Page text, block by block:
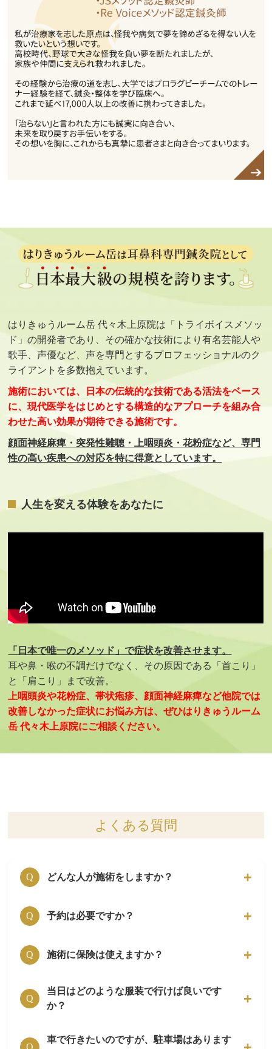
はりきゅうルーム岳 代々木上原院は「トライボイスメソッ
ド」の開発者であり、その確かな技術により有名芸能人や
歌手、声優など、声を専門とするプロフェッショナルのク
ライアントを多数抱えています。
施術においては、日本の伝統的な技術である活法をベース
に、現代医学をはじめとする構造的なアプローチを組み合
わせた高い効果が期待できる施術です。
顔面神経麻痺・突発性難聴・上咽頭炎・花粉症など、専門
性の高い疾患への対応を特に得意としています。
人生を変える体験をあなたに
「日本で唯一のメソッド」で症状を改善させます。
耳や鼻・喉の不調だけでなく、その原因である「首こり」
と「肩こり」まで改善。
上咽頭炎や花粉症、帯状疱疹、顔面神経麻痺など他院では
改善しなかった症状にお悩み方は、ぜひはりきゅうルーム
岳 代々木上原院にご相談ください。
よくある質問
Q どんな人が施術をしますか？
A
はり師・きゅう師の国家資格を保有している者
国家資格です。
了したエキスパートです。
Q 予約は必要ですか？
A
完全予約制です。
します。
Q 施術に保険は使えますか？
A
保険は、お使い頂けません。
当院の施術は完全自費治療となっております。
Q
当日はどのような服装で行けば良いです
か？
A 施術の際には、当院で用意している施術着に着
車で行きたいのですが、駐車場はあります